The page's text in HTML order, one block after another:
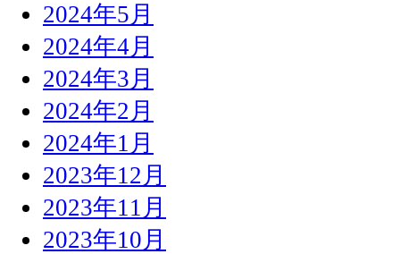
2024年5月
2024年4月
2024年3月
2024年2月
2024年1月
2023年12月
2023年11月
2023年10月